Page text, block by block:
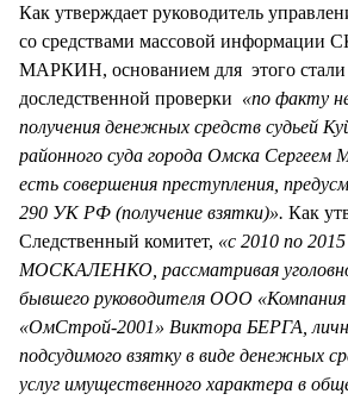
Как утверждает руководитель
со средствами массовой информации
МАРКИН, основанием для этого стали
доследственной проверки «по факту
получения денежных средств судьей
районного суда города Омска
есть совершения преступления,
290 УК РФ (получение взятки)». Как
Следственный комитет, «с 2010 по
МОСКАЛЕНКО, рассматривая
бывшего руководителя ООО «Компания
«ОмСтрой-2001» Виктора БЕРГА,
подсудимого взятку в виде денежных
услуг имущественного характера в